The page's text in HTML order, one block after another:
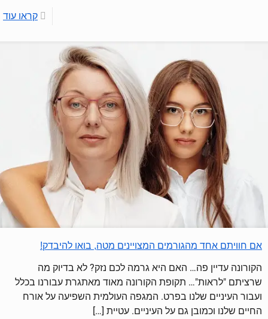
קראו עוד
אם חוויתם אחד מהגורמים המצויינים מטה, בואו להיבדק!
הקורונה עדיין פה… האם היא גרמה לכם נזק? לא בדיוק מה
שרציתם "לראות"… תקופת הקורונה מאוד מאתגרת עבורנו בכלל
ועבור העיניים שלנו בפרט. המגפה העולמית השפיעה על אורח
החיים שלנו וכמובן גם על העיניים. עטיית […]